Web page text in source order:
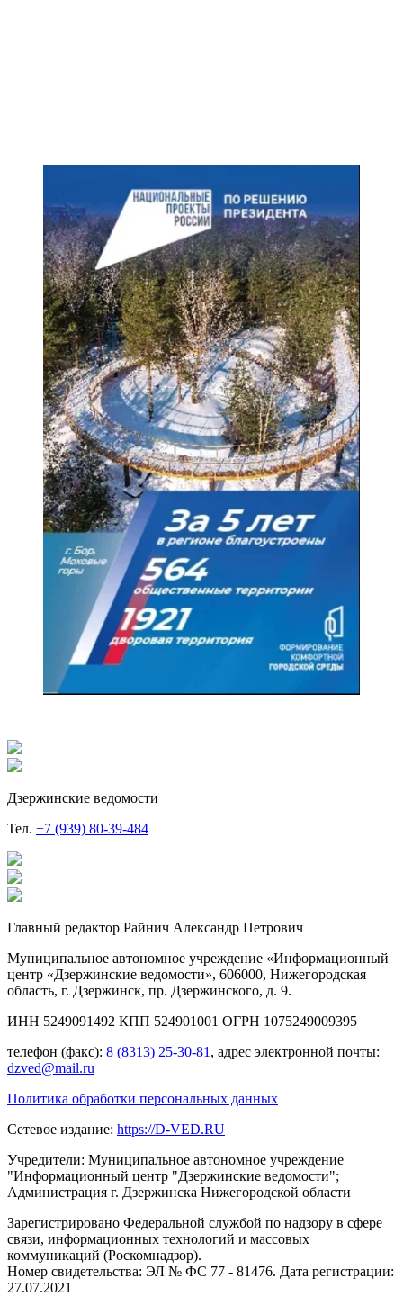
Дзержинские ведомости
Тел. +7 (939) 80-39-484
Главный редактор Райнич Александр Петрович
Муниципальное автономное учреждение «Информационный
центр «Дзержинские ведомости», 606000, Нижегородская
область, г. Дзержинск, пр. Дзержинского, д. 9.
ИНН 5249091492 КПП 524901001 ОГРН 1075249009395
телефон (факс): 8 (8313) 25-30-81 , адрес электронной почты:
dzved@mail.ru
Политика обработки персональных данных
Сетевое издание: https://D-VED.RU
Учредители: Муниципальное автономное учреждение
"Информационный центр "Дзержинские ведомости";
Администрация г. Дзержинска Нижегородской области
Зарегистрировано Федеральной службой по надзору в сфере
связи, информационных технологий и массовых
коммуникаций (Роскомнадзор).
Номер свидетельства: ЭЛ № ФС 77 - 81476. Дата регистрации:
27.07.2021